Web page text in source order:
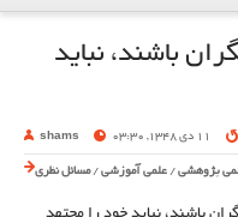
باشند، نباید
shams 11 دی 1348, 03:30
پژوهشی / علمی آموزشی /مسائل نظری